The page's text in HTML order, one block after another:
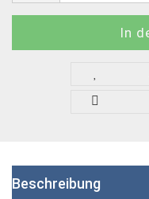
Beschreibung